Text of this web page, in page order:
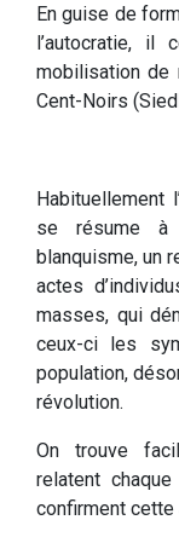
En guise de
l’autocratie, il
mobilisation de
Cent-Noirs
Habituellement
se résume à
blanquisme, un
actes
masses, qui
ceux-ci les
population,
révolution.
On trouve
relatent
confirment cette